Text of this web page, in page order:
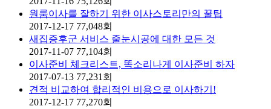
원룸이사를 잘하기 위한 이사스토리만의 꿀팁
2017-12-17 77,048회
새집증후군 서비스 줄눈시공에 대한 모든 것
2017-11-07 77,104회
이사준비 체크리스트, 똑소리나게 이사준비 하자
2017-07-13 77,231 회
견적 비교하여 합리적인 비용으로 이사하기!
2017-12-17 77,270회